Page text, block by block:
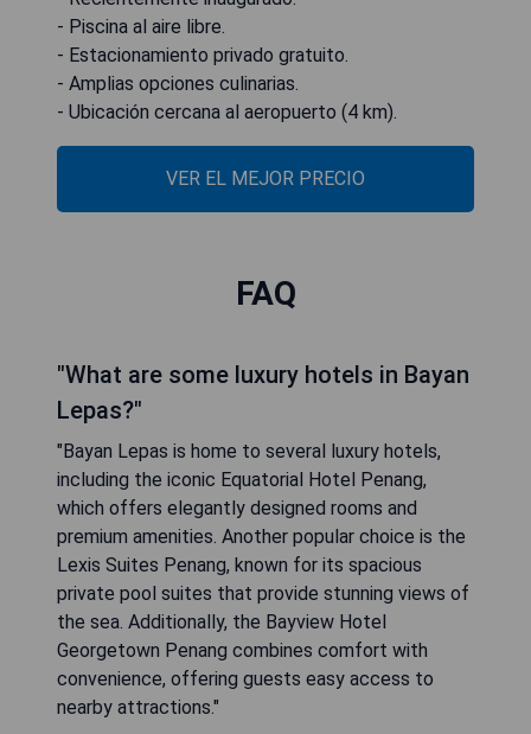
- Piscina al aire libre.
- Estacionamiento privado gratuito.
- Amplias opciones culinarias.
- Ubicación cercana al aeropuerto (4 km).
VER EL MEJOR PRECIO
FAQ
"What are some luxury hotels in Bayan
Lepas?"
"Bayan Lepas is home to several luxury hotels,
including the iconic Equatorial Hotel Penang,
which offers elegantly designed rooms and
premium amenities. Another popular choice is the
Lexis Suites Penang, known for its spacious
private pool suites that provide stunning views of
the sea. Additionally, the Bayview Hotel
Georgetown Penang combines comfort with
convenience, offering guests easy access to
nearby attractions."